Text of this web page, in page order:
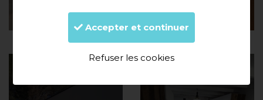
VILABERTRAN
FUMATS (ROSES)
Accepter et continuer
Refuser les cookies